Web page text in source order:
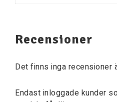
Recensioner
Det finns inga recensioner
Endast inloggade kunder